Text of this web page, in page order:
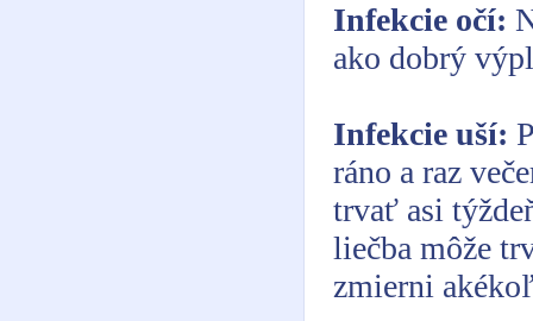
Infekcie očí:
ako dobrý
Infekcie uší:
ráno a raz
trvať asi
liečba môže
zmierni